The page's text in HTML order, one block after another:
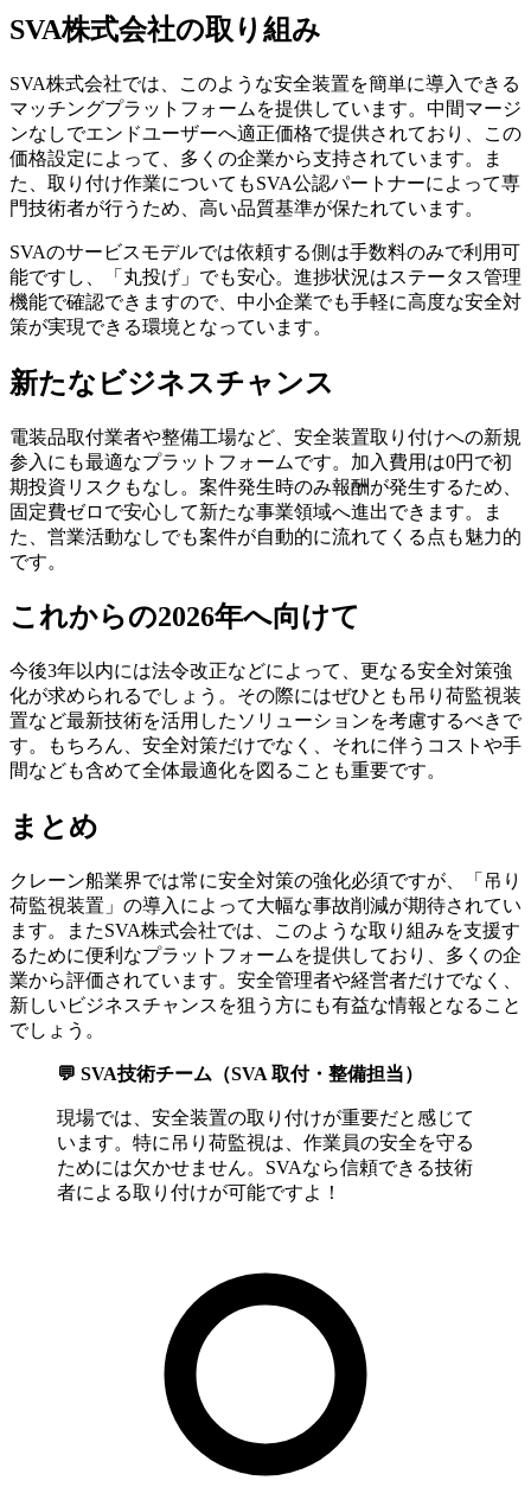
SVA株式会社の取り組み
SVA株式会社では、このような安全装置を簡単に導入できる
マッチングプラットフォームを提供しています。中間マージ
ンなしでエンドユーザーへ適正価格で提供されており、この
価格設定によって、多くの企業から支持されています。ま
た、取り付け作業についてもSVA公認パートナーによって専
門技術者が行うため、高い品質基準が保たれています。
SVAのサービスモデルでは依頼する側は手数料のみで利用可
能ですし、「丸投げ」でも安心。進捗状況はステータス管理
機能で確認できますので、中小企業でも手軽に高度な安全対
策が実現できる環境となっています。
新たなビジネスチャンス
電装品取付業者や整備工場など、安全装置取り付けへの新規
参入にも最適なプラットフォームです。加入費用は0円で初
期投資リスクもなし。案件発生時のみ報酬が発生するため、
固定費ゼロで安心して新たな事業領域へ進出できます。ま
た、営業活動なしでも案件が自動的に流れてくる点も魅力的
です。
これからの2026年へ向けて
今後3年以内には法令改正などによって、更なる安全対策強
化が求められるでしょう。その際にはぜひとも吊り荷監視装
置など最新技術を活用したソリューションを考慮するべきで
す。もちろん、安全対策だけでなく、それに伴うコストや手
間なども含めて全体最適化を図ることも重要です。
まとめ
クレーン船業界では常に安全対策の強化必須ですが、「吊り
荷監視装置」の導入によって大幅な事故削減が期待されてい
ます。またSVA株式会社では、このような取り組みを支援す
るために便利なプラットフォームを提供しており、多くの企
業から評価されています。安全管理者や経営者だけでなく、
新しいビジネスチャンスを狙う方にも有益な情報となること
でしょう。
💬 SVA技術チーム（SVA 取付・整備担当）
現場では、安全装置の取り付けが重要だと感じて
います。特に吊り荷監視は、作業員の安全を守る
ためには欠かせません。SVAなら信頼できる技術
者による取り付けが可能ですよ！